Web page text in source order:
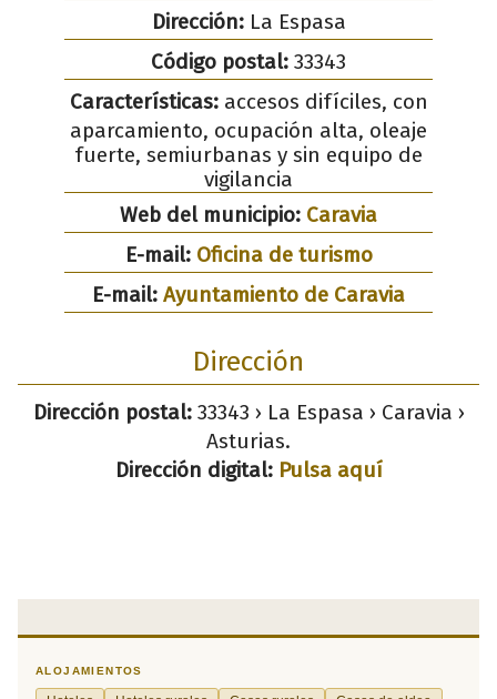
Dirección:La Espasa
Código postal: 33343
Características:accesos difíciles, con
aparcamiento, ocupación alta, oleaje
fuerte, semiurbanas y sin equipo de
vigilancia
Web del municipio: Caravia
E-mail: Oficina de turismo
E-mail: Ayuntamiento de Caravia
Dirección
Dirección postal:33343 › La Espasa › Caravia ›
Asturias.
Dirección digital: Pulsa aquí